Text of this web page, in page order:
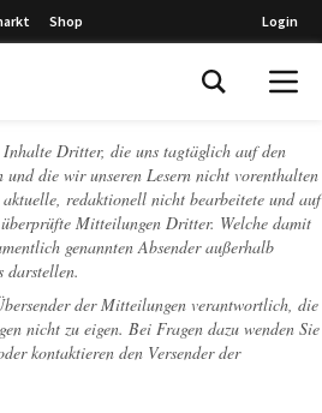
Shop Login
Inhalte Dritter, die uns tagtäglich auf den
und die wir unseren Lesern nicht vorenthalten
redaktionell nicht bearbeitete und auf
Mitteilungen Dritter. Welche damit
genannten Absender außerhalb
darstellen.
der Mitteilungen verantwortlich, die
nicht zu eigen. Bei Fragen dazu wenden Sie
kontaktieren den Versender der